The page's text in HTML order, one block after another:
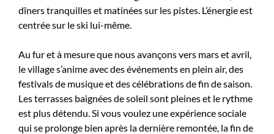
dîners tranquilles et matinées sur les pistes. L’énergie est
centrée sur le ski lui-même.
Au fur et à mesure que nous avançons vers mars et avril,
le village s’anime avec des événements en plein air, des
festivals de musique et des célébrations de fin de saison.
Les terrasses baignées de soleil sont pleines et le rythme
est plus détendu. Si vous voulez une expérience sociale
qui se prolonge bien après la dernière remontée, la fin de